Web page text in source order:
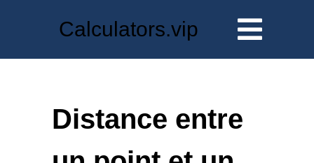
Calculators.vip
Distance entre